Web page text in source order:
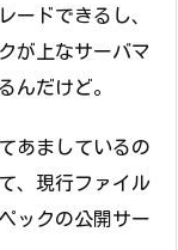
ードできるし、
が上なサーバマ
んだけど。
あましているの
、現行ファイル
ックの公開サー